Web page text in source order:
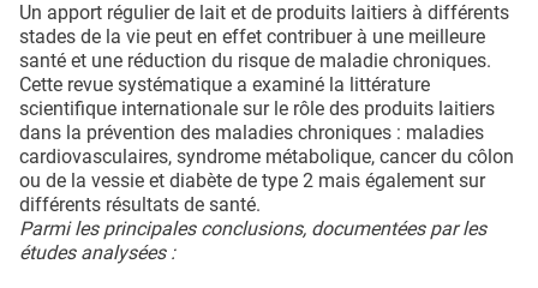
Un apport régulier de lait et de produits laitiers à différents
stades de la vie peut en effet contribuer à une meilleure
santé et une réduction du risque de maladie chroniques.
Cette revue systématique a examiné la littérature
scientifique internationale sur le rôle des produits laitiers
dans la prévention des maladies chroniques : maladies
cardiovasculaires, syndrome métabolique, cancer du côlon
ou de la vessie et diabète de type 2 mais également sur
différents résultats de santé.
Parmi les principales conclusions, documentées par les
études analysées :